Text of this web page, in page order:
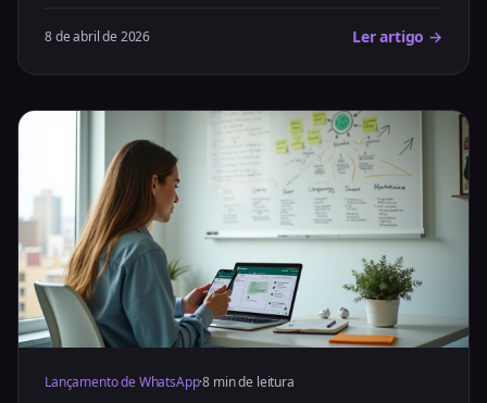
8 de abril de 2026 Ler artigo →
Lançamento de WhatsApp·8 min de leitura